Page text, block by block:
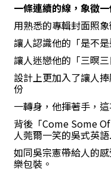
一條連續的線，象徵
用熟悉的專輯封面照
讓人認識他的「是不
讓人迷戀他的「三暝三
設計上更加入了讓人
份
一轉身，他揮著手，
背後「Come Some
人莞爾一笑的吳式英語
如同吳宗憲帶給人的
樂包裝。